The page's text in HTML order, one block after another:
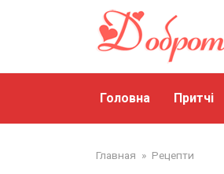
Головна Притчі
Главная » Рецепти